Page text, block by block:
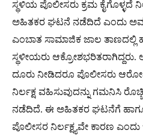
ಸ್ಥಳಿಯ ಪೊಲೀಸರು ಕ್ರಮ
ಅಹಿತಕರ ಘಟನೆ ನಡೆದಿದೆ ಎಂದು
ಎಂಬಾತ ಸಾಮಾಜಿಕ ಜಾಲ ತಾಣದಲ್ಲಿ
ಸ್ಥಳೀಯರು
ದೂರು ನೀಡಿದರೂ ಪೊಲೀಸರು
ನಿರ್ಲಕ್ಷ ವಹಿಸುವುದನ್ನು ಗಮನಿಸಿ
ನಡೆದಿದೆ. ಈ ಅಹಿತಕರ ಘಟನೆಗೆ
ಪೊಲೀಸರ ನಿರ್ಲಕ್ಷ್ಯವೇ ಕಾರಣ